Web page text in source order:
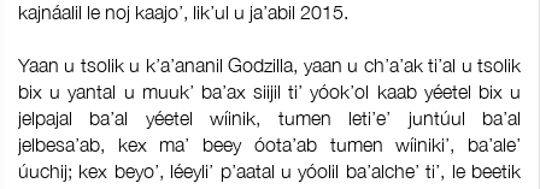
kajnáalil le noj kaajo’, lik’ul u ja’abil 2015.
Yaan u tsolik u k’a’ananil Godzilla, yaan u ch’a’ak ti’al u tsolik
bix u yantal u muuk’ ba’ax siijil ti’ yóok’ol kaab yéetel bix u
jelpajal ba’al yéetel wíinik, tumen leti’e’ juntúul ba’al
jelbesa’ab, kex ma’ beey óota’ab tumen wíiniki’, ba’ale’
úuchij; kex beyo’, léeyli’ p’aatal u yóolil ba’alche’ ti’, le beetik